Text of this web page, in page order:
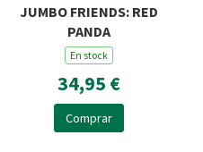
JUMBO FRIENDS: RED
PANDA
En stock
34,95 €
Comprar